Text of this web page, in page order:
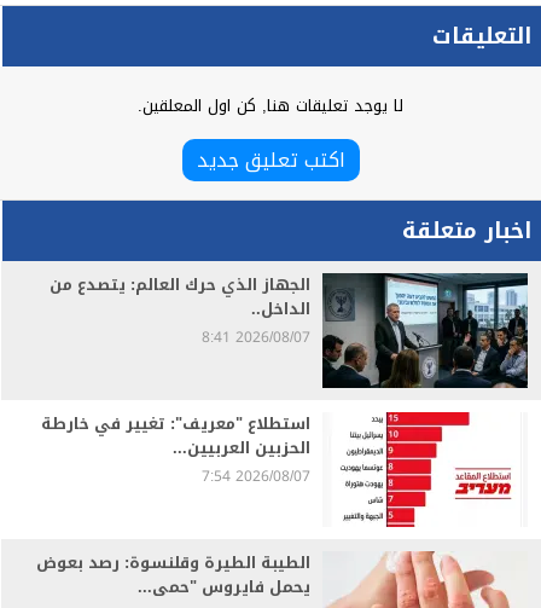
التعليقات
لا يوجد تعليقات هنا, كن اول المعلقين.
اكتب تعليق جديد
اخبار متعلقة
الجهاز الذي حرك العالم: يتصدع من
الداخل..
2026/08/07 8:41
استطلاع "معريف": تغيير في خارطة
الحزبين العربيين...
2026/08/07 7:54
الطيبة الطيرة وقلنسوة: رصد بعوض
يحمل فايروس "حمى...